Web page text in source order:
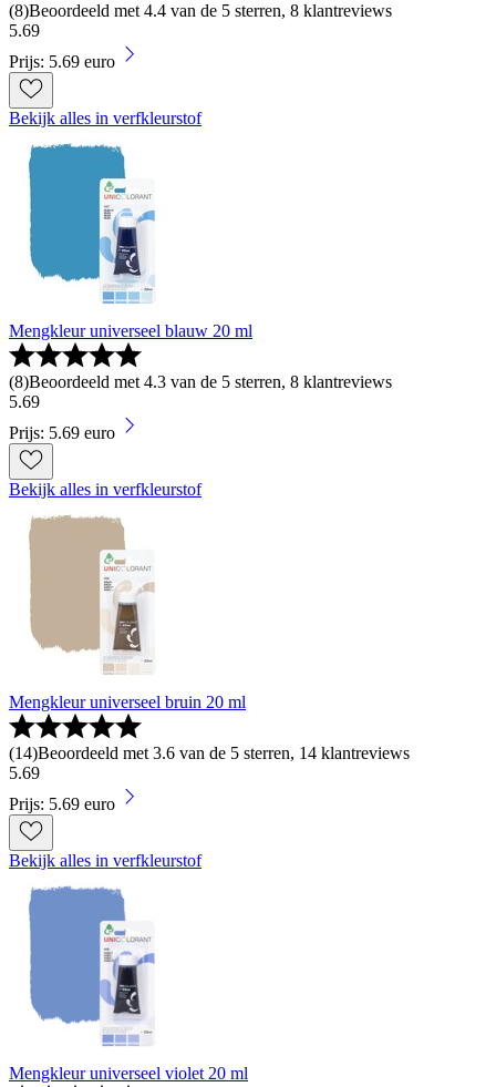
(8)Beoordeeld met 4.4 van de 5 sterren, 8 klantreviews
5.69
Prijs: 5.69 euro
Bekijk alles in verfkleurstof
Mengkleur universeel blauw 20 ml
(8)Beoordeeld met 4.3 van de 5 sterren, 8 klantreviews
5.69
Prijs: 5.69 euro
Bekijk alles in verfkleurstof
Mengkleur universeel bruin 20 ml
(14)Beoordeeld met 3.6 van de 5 sterren, 14 klantreviews
5.69
Prijs: 5.69 euro
Bekijk alles in verfkleurstof
Mengkleur universeel violet 20 ml